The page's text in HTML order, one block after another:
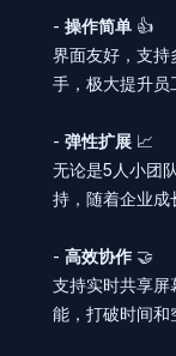
- 操作简单 👍
界面友好，支持
手，极大提升员
- 弹性扩展 📈
无论是5人小团
持，随着企业成
- 高效协作 🤝
支持实时共享屏
能，打破时间和